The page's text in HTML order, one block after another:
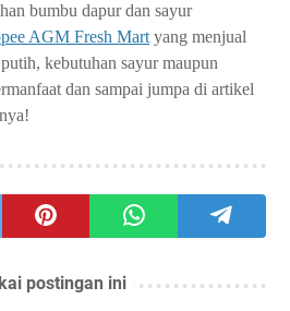
bumbu dapur dan sayur
AGM Fresh Martyang menjual
kebutuhan sayur maupun
dan sampai jumpa di artikel
postingan ini